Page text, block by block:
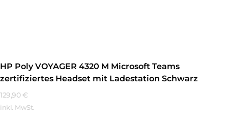
HP Poly VOYAGER 4320 M Microsoft Teams
zertifiziertes Headset mit Ladestation Schwarz
129,90 €
inkl. MwSt.